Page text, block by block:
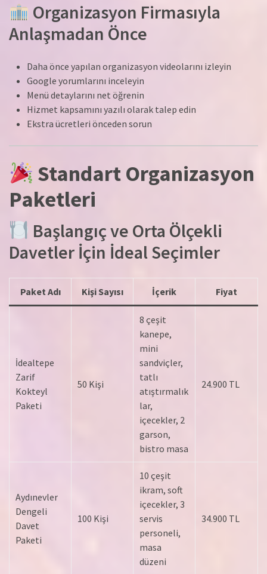
Organizasyon Firmasıyla
Anlaşmadan Önce
Daha önce yapılan organizasyon videolarını izleyin
Google yorumlarını inceleyin
Menü detaylarını net öğrenin
Hizmet kapsamını yazılı olarak talep edin
Ekstra ücretleri önceden sorun
Standart Organizasyon
Paketleri
Başlangıç ve Orta Ölçekli
Davetler İçin İdeal Seçimler
Paket Adı Kişi Sayısı İçerik Fiyat
İdealtepe
Zarif
Kokteyl
Paketi
50 Kişi
8 çeşit
kanepe,
mini
sandviçler,
tatlı
atıştırmalık
lar,
içecekler, 2
garson,
bistro masa
24.900 TL
Aydınevler
Dengeli
Davet
Paketi
100 Kişi
10 çeşit
ikram, soft
içecekler, 3
servis
personeli,
masa
düzeni
34.900 TL